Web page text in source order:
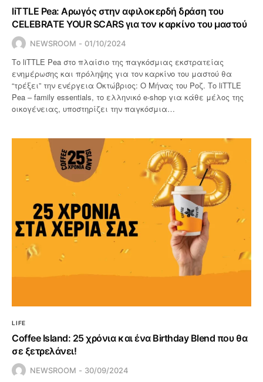
liTTLE Pea: Αρωγός στην αφιλοκερδή δράση του
CELEBRATE YOUR SCARS για τον καρκίνο του μαστού
NEWSROOM 01/10/2024
Το liTTLE Pea στο πλαίσιο της παγκόσμιας εκστρατείας
ενημέρωσης και πρόληψης για τον καρκίνο του μαστού θα
“τρέξει” την ενέργεια Οκτώβριος: Ο Μήνας του Ροζ. Το liTTLE
Pea – family essentials, το ελληνικό e-shop για κάθε μέλος της
οικογένειας, υποστηρίζει την παγκόσμια…
LIFE
Coffee Island: 25 χρόνια και ένα Birthday Blend που θα
σε ξετρελάνει!
NEWSROOM 30/09/2024